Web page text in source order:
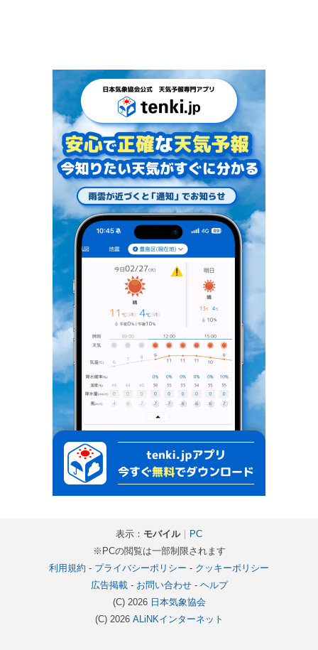
表示： モバイル｜ PC
※PCの閲覧は一部制限されます
利用規約 - プライバシーポリシー - クッキーポリシー
広告掲載- お問い合わせ- ヘルプ
(C) 2026 日本気象協会
(C) 2026 ALiNKインターネット